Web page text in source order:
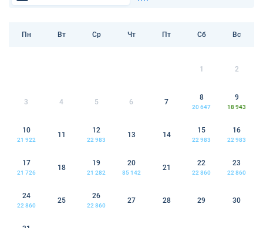
Пн Вт Ср Чт Пт Сб Вс
1 2
3 4 5 6 7
8
20 647
9
18 943
10
21 922
11
12
22 983
13 14
15
22 983
16
22 983
17
21 726
18
19
21 282
20
85 142
21
22
22 860
23
22 860
24
22 860
25
26
22 860
27 28 29 30